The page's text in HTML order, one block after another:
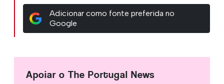
Adicionar como fonte preferida no
Google
Apoiar o The Portugal News